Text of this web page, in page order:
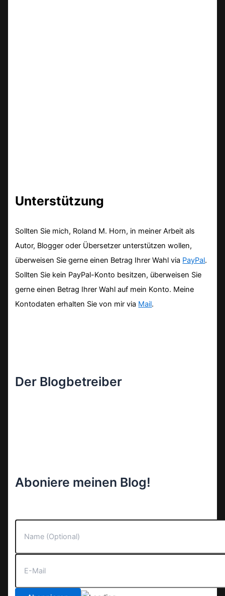
Unterstützung
Sollten Sie mich, Roland M. Horn, in meiner Arbeit als
Autor, Blogger oder Übersetzer unterstützen wollen,
überweisen Sie gerne einen Betrag Ihrer Wahl via PayPal.
Sollten Sie kein PayPal-Konto besitzen, überweisen Sie
gerne einen Betrag Ihrer Wahl auf mein Konto. Meine
Kontodaten erhalten Sie von mir via Mail.
Der Blogbetreiber
Aboniere meinen Blog!